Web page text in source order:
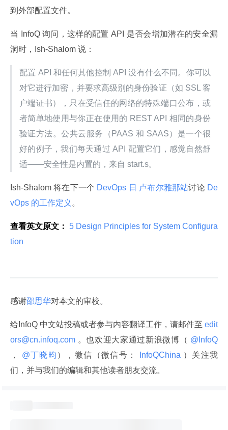
到外部配置文件。
当 InfoQ 询问，这样的配置 API 是否会增加潜在的安全漏
洞时，Ish-Shalom 说：
配置 API 和任何其他控制 API 没有什么不同。你可以
对它进行加密，并要求高级别的身份验证（如 SSL 客
户端证书），只在受信任的网络的特殊端口公布，或
者简单地使用与你正在使用的 REST API 相同的身份
验证方法。公共云服务（PAAS 和 SAAS）是一个很
好的例子，我们每天通过 API 配置它们，感觉自然舒
适——安全性是内置的，来自 start.s。
Ish-Shalom 将在下一个 DevOps 日 卢布尔雅那站讨论 De
vOps 的工作定义 。
查看英文原文：
5 Design Principles for System Configura
tion
感谢邵思华对本文的审校。
给InfoQ 中文站投稿或者参与内容翻译工作，请邮件至 edit
ors@cn.infoq.com 。也欢迎大家通过新浪微博（
，
@丁晓昀 ），微信（微信号： InfoQChina ）关注我
们，并与我们的编辑和其他读者朋友交流。